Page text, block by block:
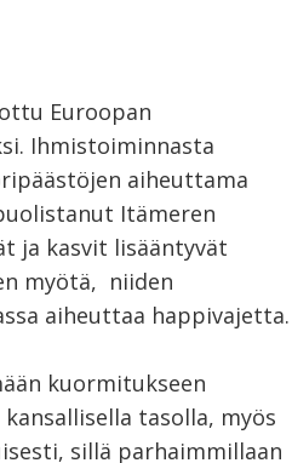
Euroopan
Ihmistoiminnasta
aiheuttama
Itämeren
ja kasvit lisääntyvät
myötä, niiden
aiheuttaa happivajetta.
kuormitukseen
tasolla, myös
sillä parhaimmillaan